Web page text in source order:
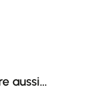
aussi…